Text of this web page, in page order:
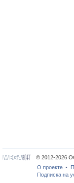
© 2012-2026
О проекте •
Подписка на